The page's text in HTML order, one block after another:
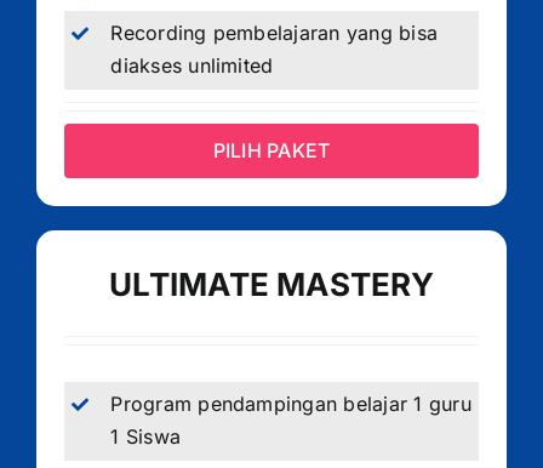
Recording pembelajaran yang bisa
diakses unlimited
PILIH PAKET
ULTIMATE MASTERY
Program pendampingan belajar 1 guru
1 Siswa